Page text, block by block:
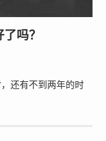
吗？
还有不到两年的时